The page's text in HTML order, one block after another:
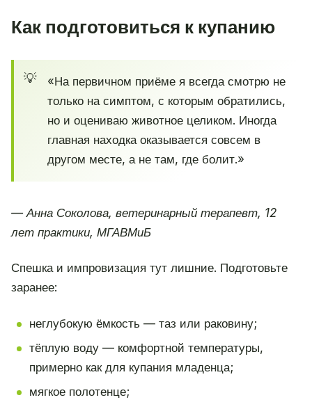
Как подготовиться к купанию
«На первичном приёме я всегда смотрю не
только на симптом, с которым обратились,
но и оцениваю животное целиком. Иногда
главная находка оказывается совсем в
другом месте, а не там, где болит.»
— Анна Соколова, ветеринарный терапевт, 12
лет практики, МГАВМиБ
Спешка и импровизация тут лишние. Подготовьте
заранее:
неглубокую ёмкость — таз или раковину;
тёплую воду — комфортной температуры,
примерно как для купания младенца;
мягкое полотенце;